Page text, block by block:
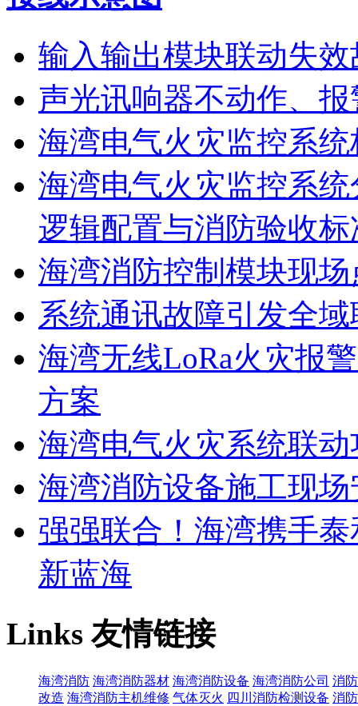
输入输出模块联动失效
声光讯响器不动作、
海湾电气火灾监控系
海湾电气火灾监控系
逻辑配置与消防验收标
海湾消防控制模块现
系统通讯故障引发全
海湾无线LoRa火灾报
方案
海湾电气火灾系统联
海湾消防设备施工现
强强联合！海湾携手
新蓝海
Links友情链接
海湾消防 海湾消防器材 海湾消防设备 海湾消防公司 消
改造 海湾消防主机维修 气体灭火 四川消防检测设备 消